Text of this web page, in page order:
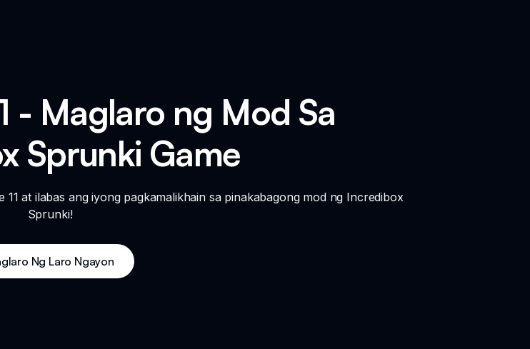
- Maglaro ng Mod Sa
Sprunki Game
at ilabas ang iyong pagkamalikhain sa pinakabagong mod ng Incredibox
Sprunki!
Ng Laro Ngayon